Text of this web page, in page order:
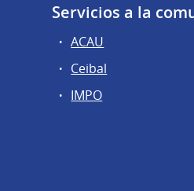
Servicios a la
ACAU
Ceibal
IMPO